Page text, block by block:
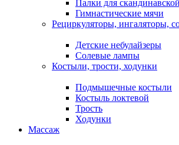
Палки для
Гимнастические мячи
Рециркуляторы, ингаляторы,
Детские небулайзеры
Солевые лампы
Костыли, трости, ходунки
Подмышечные костыли
Костыль локтевой
Трость
Ходунки
Массаж